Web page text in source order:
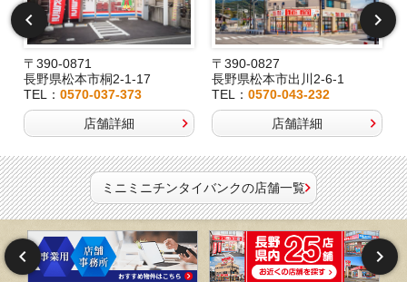
〒390-0871
長野県松本市桐2-1-17
TEL：0570-037-373
店舗詳細
〒390-0827
長野県松本市出川2-6-1
TEL：0570-043-232
店舗詳細
ミニミニチンタイバンクの店舗一覧